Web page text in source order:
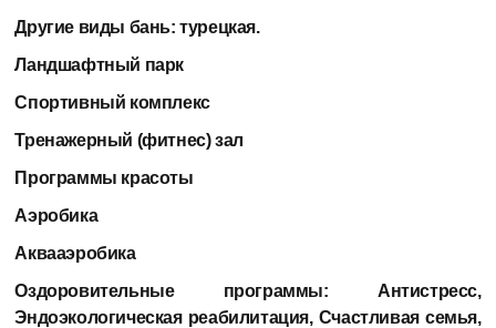
Другие виды бань:турецкая.
Ландшафтный парк
Спортивный комплекс
Тренажерный (фитнес) зал
Программы красоты
Аэробика
Аквааэробика
Оздоровительные программы: Антистресс,
Эндоэкологическая реабилитация, Счастливая семья,